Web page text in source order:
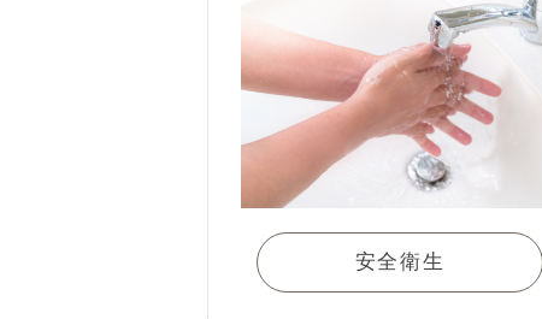
安全衛生